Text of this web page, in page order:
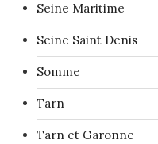
Seine Maritime
Seine Saint Denis
Somme
Tarn
Tarn et Garonne